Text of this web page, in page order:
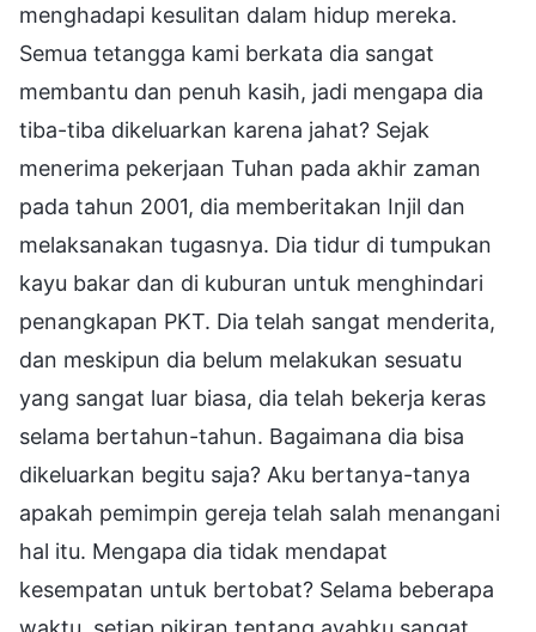
menghadapi kesulitan dalam hidup mereka.
Semua tetangga kami berkata dia sangat
membantu dan penuh kasih, jadi mengapa dia
tiba-tiba dikeluarkan karena jahat? Sejak
menerima pekerjaan Tuhan pada akhir zaman
pada tahun 2001, dia memberitakan Injil dan
melaksanakan tugasnya. Dia tidur di tumpukan
kayu bakar dan di kuburan untuk menghindari
penangkapan PKT. Dia telah sangat menderita,
dan meskipun dia belum melakukan sesuatu
yang sangat luar biasa, dia telah bekerja keras
selama bertahun-tahun. Bagaimana dia bisa
dikeluarkan begitu saja? Aku bertanya-tanya
apakah pemimpin gereja telah salah menangani
hal itu. Mengapa dia tidak mendapat
kesempatan untuk bertobat? Selama beberapa